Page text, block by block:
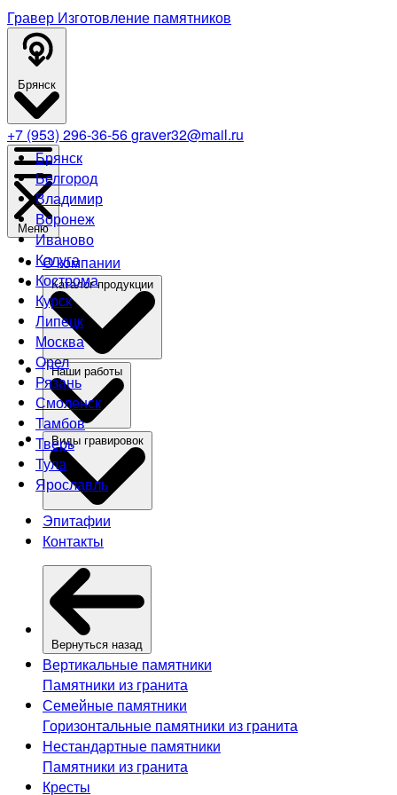
Гравер Изготовление памятников
Брянск
Брянск
Белгород
Владимир
Воронеж
Иваново
Калуга
Кострома
Курск
Липецк
Москва
Орел
Рязань
Смоленск
Тамбов
Тверь
Тула
Ярославль
+7 (953) 296-36-56graver32@mail.ru
Меню
О компании
Эпитафии
Контакты
Вернуться назад
Вертикальные памятники
Памятники из гранита
Семейные памятники
Горизонтальные памятники из гранита
Нестандартные памятники
Памятники из гранита
Кресты